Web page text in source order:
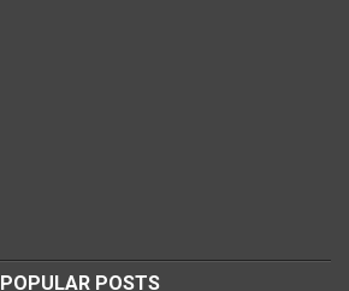
POPULAR POSTS